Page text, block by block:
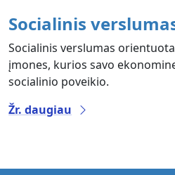
Socialinis
Socialinis verslumas
įmones, kurios savo
socialinio poveikio.
Žr. daugiau